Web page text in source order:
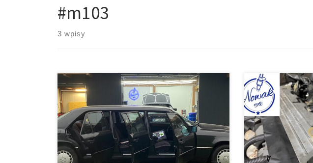
#m103
3 wpisy
[…] […]